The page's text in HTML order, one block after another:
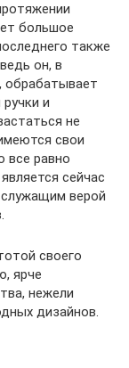
большое
также
он, в
обрабатывает
и
не
свои
все равно
сейчас
верой
своего
ярче
нежели
дизайнов.